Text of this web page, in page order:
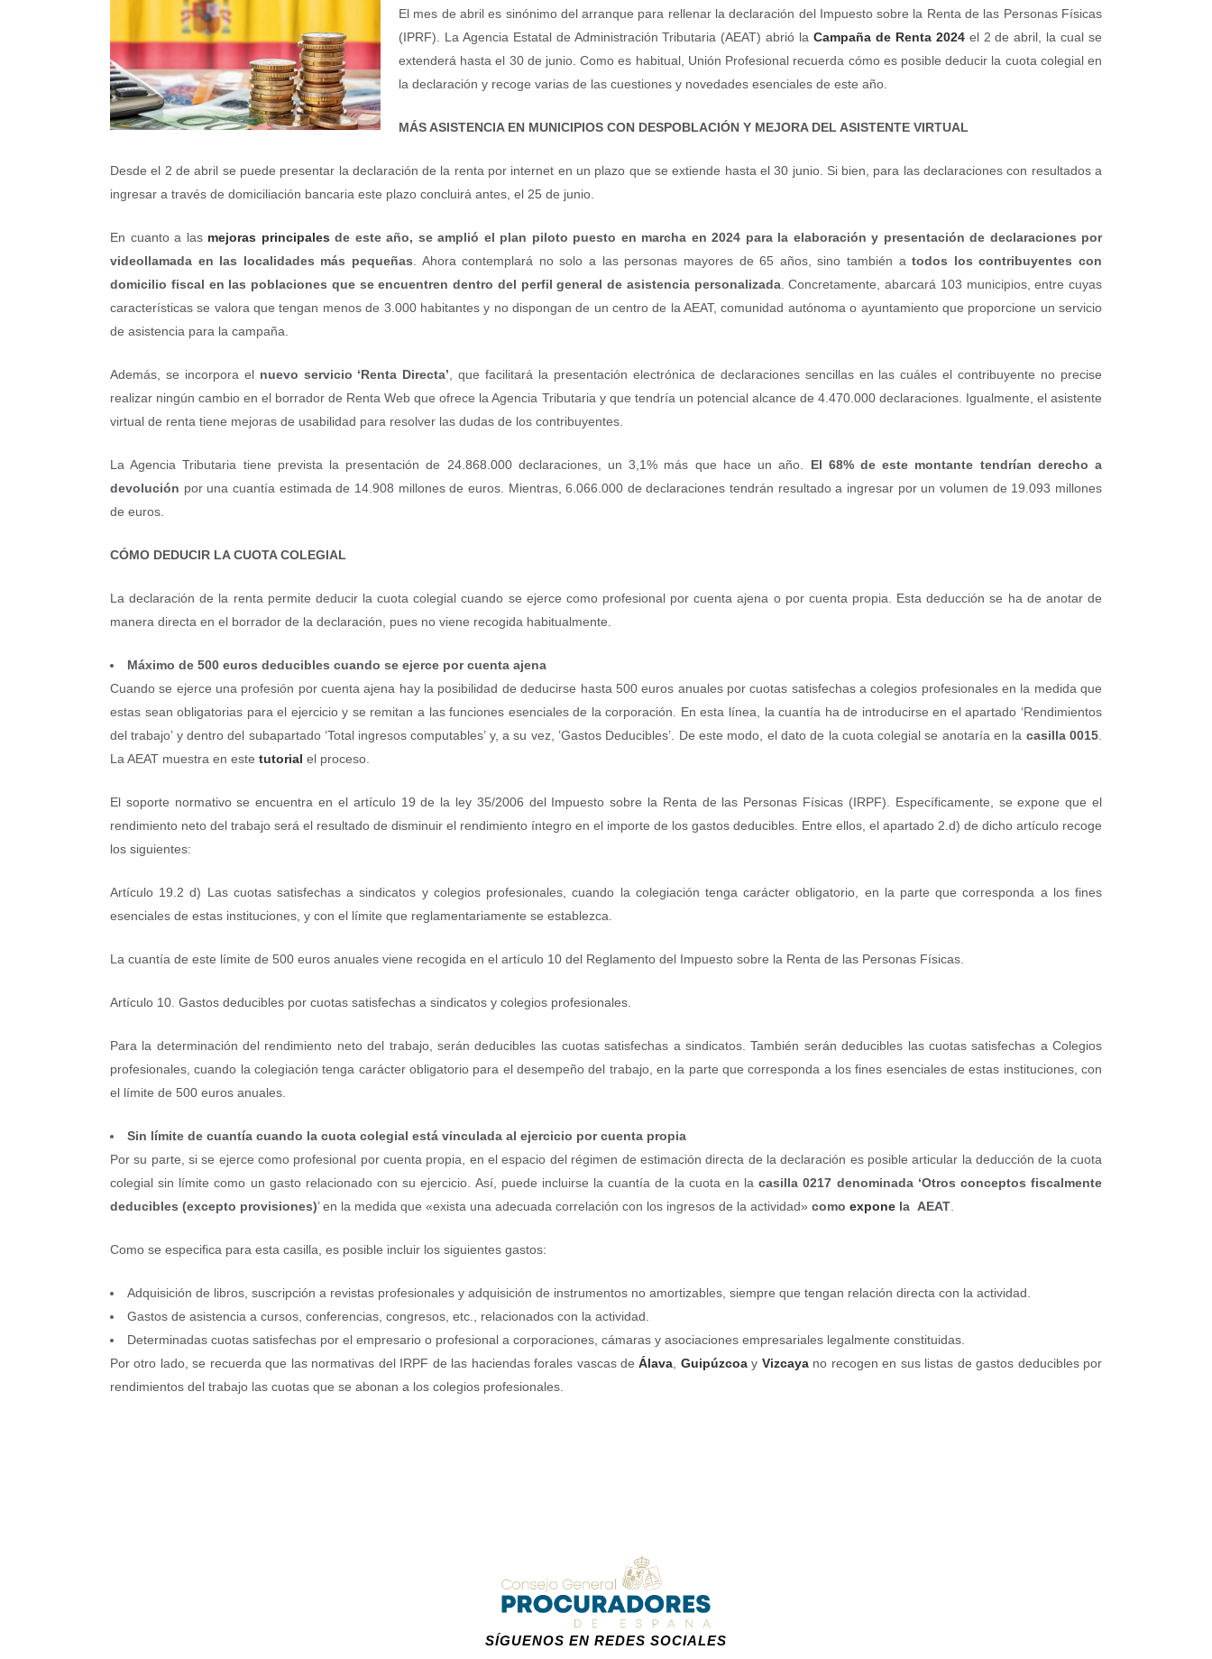
El mes de abril es sinónimo del arranque para rellenar la declaración del Impuesto sobre la Renta de las Personas Físicas
(IPRF). La Agencia Estatal de Administración Tributaria (AEAT) abrió la Campaña de Renta 2024el 2 de abril, la cual se
extenderá hasta el 30 de junio. Como es habitual, Unión Profesional recuerda cómo es posible deducir la cuota colegial en
la declaración y recoge varias de las cuestiones y novedades esenciales de este año.
MÁS ASISTENCIA EN MUNICIPIOS CON DESPOBLACIÓN Y MEJORA DEL ASISTENTE VIRTUAL
Desde el 2 de abril se puede presentar la declaración de la renta por internet en un plazo que se extiende hasta el 30 junio. Si bien, para las declaraciones con resultados a
ingresar a través de domiciliación bancaria este plazo concluirá antes, el 25 de junio.
En cuanto a las mejoras principales de este año, se amplió el plan piloto puesto en marcha en 2024 para la elaboración y presentación de declaraciones por
videollamada en las localidades más pequeñas . Ahora contemplará no solo a las personas mayores de 65 años, sino también atodos los contribuyentes con
domicilio fiscal en las poblaciones que se encuentren dentro del perfil general de asistencia personalizada. Concretamente, abarcará 103 municipios, entre cuyas
características se valora que tengan menos de 3.000 habitantes y no dispongan de un centro de la AEAT, comunidad autónoma o ayuntamiento que proporcione un servicio
de asistencia para la campaña.
Además, se incorpora el nuevo servicio ‘Renta Directa’ , que facilitará la presentación electrónica de declaraciones sencillas en las cuáles el contribuyente no precise
realizar ningún cambio en el borrador de Renta Web que ofrece la Agencia Tributaria y que tendría un potencial alcance de 4.470.000 declaraciones. Igualmente, el asistente
virtual de renta tiene mejoras de usabilidad para resolver las dudas de los contribuyentes.
La Agencia Tributaria tiene prevista la presentación de 24.868.000 declaraciones, un 3,1% más que hace un año. El 68% de este montante tendrían derecho a
devolución por una cuantía estimada de 14.908 millones de euros. Mientras, 6.066.000 de declaraciones tendrán resultado a ingresar por un volumen de 19.093 millones
de euros.
CÓMO DEDUCIR LA CUOTA COLEGIAL
La declaración de la renta permite deducir la cuota colegial cuando se ejerce como profesional por cuenta ajena o por cuenta propia. Esta deducción se ha de anotar de
manera directa en el borrador de la declaración, pues no viene recogida habitualmente.
Máximo de 500 euros deducibles cuando se ejerce por cuenta ajena
Cuando se ejerce una profesión por cuenta ajena hay la posibilidad de deducirse hasta 500 euros anuales por cuotas satisfechas a colegios profesionales en la medida que
estas sean obligatorias para el ejercicio y se remitan a las funciones esenciales de la corporación. En esta línea, la cuantía ha de introducirse en el apartado ‘Rendimientos
del trabajo’ y dentro del subapartado ‘Total ingresos computables’ y, a su vez, ’Gastos Deducibles’. De este modo, el dato de la cuota colegial se anotaría en la casilla 0015
La AEAT muestra en este tutorial el proceso.
El soporte normativo se encuentra en el artículo 19 de la ley 35/2006 del Impuesto sobre la Renta de las Personas Físicas (IRPF). Específicamente, se expone que el
rendimiento neto del trabajo será el resultado de disminuir el rendimiento íntegro en el importe de los gastos deducibles. Entre ellos, el apartado 2.d) de dicho artículo recoge
los siguientes:
Artículo 19.2 d) Las cuotas satisfechas a sindicatos y colegios profesionales, cuando la colegiación tenga carácter obligatorio, en la parte que corresponda a los fines
esenciales de estas instituciones, y con el límite que reglamentariamente se establezca.
La cuantía de este límite de 500 euros anuales viene recogida en el artículo 10 del Reglamento del Impuesto sobre la Renta de las Personas Físicas.
Artículo 10. Gastos deducibles por cuotas satisfechas a sindicatos y colegios profesionales.
Para la determinación del rendimiento neto del trabajo, serán deducibles las cuotas satisfechas a sindicatos. También serán deducibles las cuotas satisfechas a Colegios
profesionales, cuando la colegiación tenga carácter obligatorio para el desempeño del trabajo, en la parte que corresponda a los fines esenciales de estas instituciones, con
el límite de 500 euros anuales.
Sin límite de cuantía cuando la cuota colegial está vinculada al ejercicio por cuenta propia
Por su parte, si se ejerce como profesional por cuenta propia, en el espacio del régimen de estimación directa de la declaración es posible articular la deducción de la cuota
colegial sin límite como un gasto relacionado con su ejercicio. Así, puede incluirse la cuantía de la cuota en lacasilla 0217 denominada ‘Otros conceptos fiscalmente
deducibles (excepto provisiones)’ en la medida que «exista una adecuada correlación con los ingresos de la actividad» como expone la AEAT
Como se especifica para esta casilla, es posible incluir los siguientes gastos:
Adquisición de libros, suscripción a revistas profesionales y adquisición de instrumentos no amortizables, siempre que tengan relación directa con la actividad.
Gastos de asistencia a cursos, conferencias, congresos, etc., relacionados con la actividad.
Determinadas cuotas satisfechas por el empresario o profesional a corporaciones, cámaras y asociaciones empresariales legalmente constituidas.
Por otro lado, se recuerda que las normativas del IRPF de las haciendas forales vascas deÁlava Guipúzcoay Vizcayano recogen en sus listas de gastos deducibles por
rendimientos del trabajo las cuotas que se abonan a los colegios profesionales.
SÍGUENOS EN REDES SOCIALES